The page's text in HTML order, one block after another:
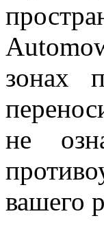
зонах
не
вашего